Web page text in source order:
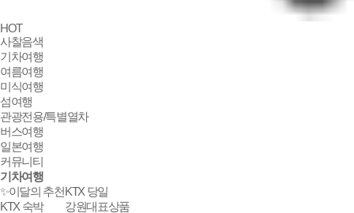
HOT
사유원
사찰음색
단풍여행
전통주
국악와인열차
맛기행
기차여행
여름여행
미식여행
섬여행
관광전용/특별열차
버스여행
일본여행
커뮤니티
기차여행
✨이달의 추천KTX 당일
KTX 숙박
강원대표상품